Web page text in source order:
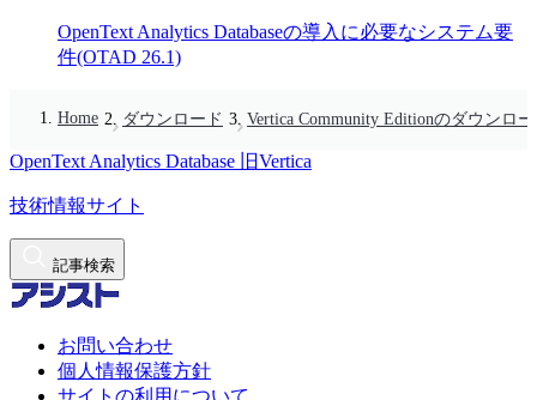
OpenText Analytics Databaseの導入に必要なシステム要
件(OTAD 26.1)
Home ダウンロード Vertica Community Editionのダウンロ
OpenText Analytics Database 旧Vertica
技術情報サイト
記事検索
お問い合わせ
個人情報保護方針